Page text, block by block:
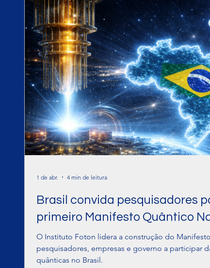
Brasil convida pesquisadores
primeiro Manifesto Quântico
O Instituto Foton lidera a construção do
pesquisadores, empresas e governo a participar
quânticas no Brasil.
1 de abr. 4 min de leitura